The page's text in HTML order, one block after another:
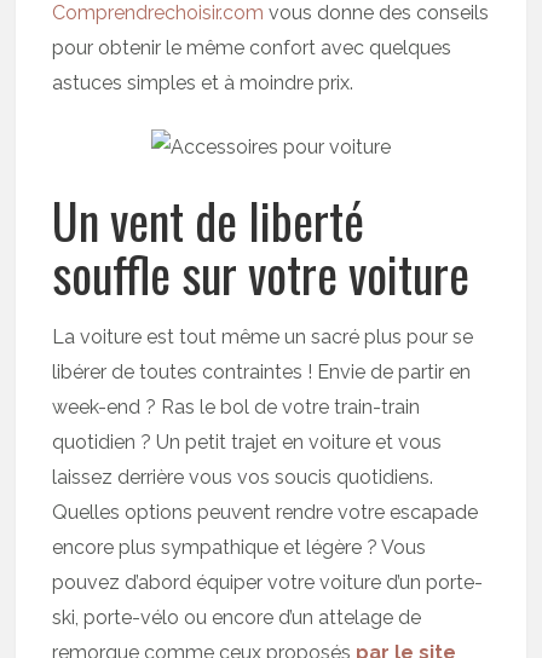
Comprendrechoisir.com vous donne des conseils
pour obtenir le même confort avec quelques
astuces simples et à moindre prix.
Un vent de liberté
souffle sur votre voiture
La voiture est tout même un sacré plus pour se
libérer de toutes contraintes ! Envie de partir en
week-end ? Ras le bol de votre train-train
quotidien ? Un petit trajet en voiture et vous
laissez derrière vous vos soucis quotidiens.
Quelles options peuvent rendre votre escapade
encore plus sympathique et légère ? Vous
pouvez d’abord équiper votre voiture d’un porte-
ski, porte-vélo ou encore d’un attelage de
remorque comme ceux proposés par le site